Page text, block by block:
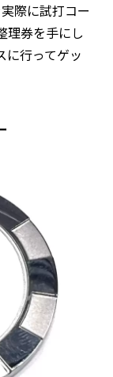
際に試打コー
理券を手にし
に行ってゲッ